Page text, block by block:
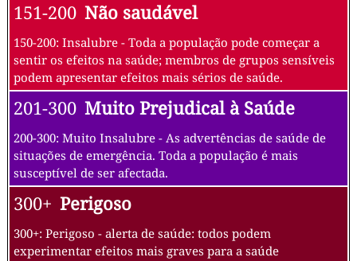
151-200 Não saudável
150-200: Insalubre - Toda a população pode começar a
sentir os efeitos na saúde; membros de grupos sensíveis
podem apresentar efeitos mais sérios de saúde.
201-300 Muito Prejudical à Saúde
200-300: Muito Insalubre - As advertências de saúde de
situações de emergência. Toda a população é mais
susceptível de ser afectada.
300+ Perigoso
300+: Perigoso - alerta de saúde: todos podem
experimentar efeitos mais graves para a saúde